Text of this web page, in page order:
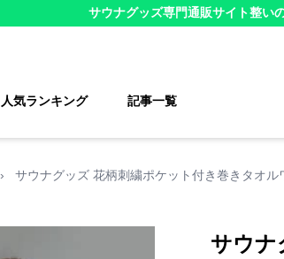
サウナグッズ専門通販サイト整い
人気ランキング 記事一覧
› サウナグッズ 花柄刺繍ポケット付き巻きタオル
サウナ